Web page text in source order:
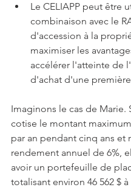
Le CELIAPP peut être
combinaison avec le
d'accession à la
maximiser les
accélérer l'atteinte de
d'achat d'une
Imaginons le cas de Marie.
cotise le montant
par an pendant cinq ans et
rendement annuel de 6%,
avoir un portefeuille de
totalisant environ 46 562 $